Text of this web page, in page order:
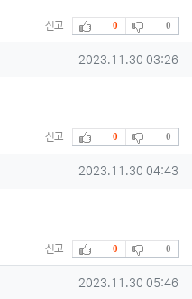
신고 추천
0 비추천
0
작성일
2023.11.30 03:26
신고 추천
0 비추천
0
작성일
2023.11.30 04:43
신고 추천
0 비추천
0
작성일
2023.11.30 05:46